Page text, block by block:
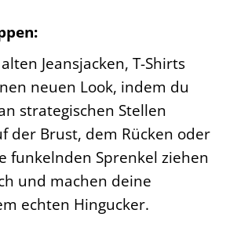
Jeansjacken, T-Shirts
neuen Look, indem du
strategischen Stellen
der Brust, dem Rücken oder
funkelnden Sprenkel ziehen
und machen deine
echten Hingucker.